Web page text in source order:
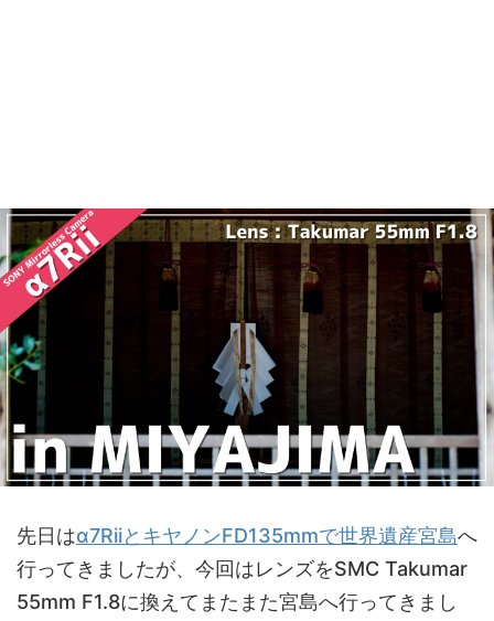
先日はα7RiiとキヤノンFD135mmで世界遺産宮島へ
行ってきましたが、今回はレンズをSMC Takumar
55mm F1.8に換えてまたまた宮島へ行ってきまし